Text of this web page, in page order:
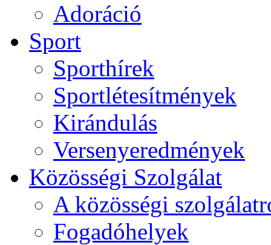
Adoráció
Sport
Sporthírek
Sportlétesítmények
Kirándulás
Versenyeredmények
Közösségi Szolgálat
A közösségi
Fogadóhelyek